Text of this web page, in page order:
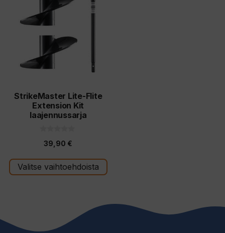
StrikeMaster Lite-Flite
Extension Kit
laajennussarja
s
t
ä
39,90 €
Valitse vaihtoehdoista
useampi
muunnelma.
tehdä
tuotteen